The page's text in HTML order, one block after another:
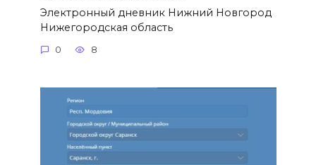
Электронный дневник Нижний Новгород
Нижегородская область
0 8